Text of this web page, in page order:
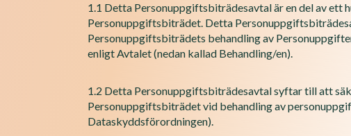
1.1 Detta Personuppgiftsbiträdesavtal är en del av ett
Personuppgiftsbiträdet. Detta
Personuppgiftsbiträdets behandling av
enligt Avtalet (nedan kallad Behandling/en).
1.2 Detta Personuppgiftsbiträdesavtal syftar till att
Personuppgiftsbiträdet vid behandling av
Dataskyddsförordningen).